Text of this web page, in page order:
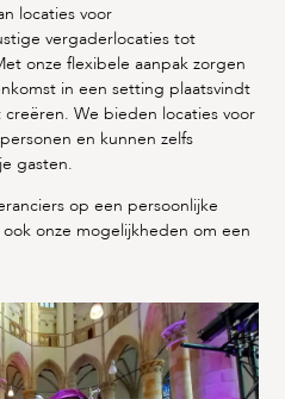
locaties voor
vergaderlocaties tot
onze flexibele aanpak zorgen
in een setting plaatsvindt
We bieden locaties voor
en kunnen zelfs
gasten.
op een persoonlijke
onze mogelijkheden om een